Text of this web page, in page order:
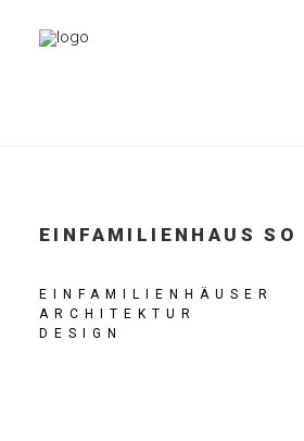
BÜRO
PARTNER
KONTAKT
EINFAMILIENHAUS SO
EINFAMILIENHÄUSER
ARCHITEKTUR
DESIGN